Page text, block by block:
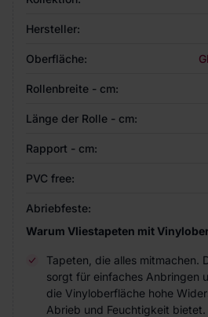
Hersteller:
Oberfläche:
Rollenbreite - cm:
Länge der Rolle - cm:
Rapport - cm:
PVC free:
Abriebfeste:
Warum Vliestapeten mit
Tapeten, die alles mitmachen.
sorgt für einfaches Anbringen
die Vinyloberfläche hohe
Abrieb und Feuchtigkeit bietet.